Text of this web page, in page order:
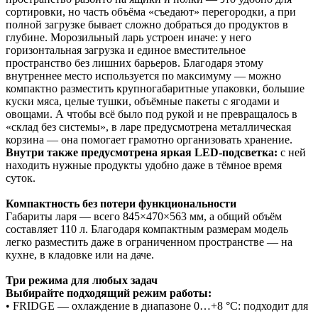
сортировки, но часть объёма «съедают» перегородки, а при
полной загрузке бывает сложно добраться до продуктов в
глубине. Морозильный ларь устроен иначе: у него
горизонтальная загрузка и единое вместительное
пространство без лишних барьеров. Благодаря этому
внутреннее место используется по максимуму — можно
компактно разместить крупногабаритные упаковки, большие
куски мяса, целые тушки, объёмные пакеты с ягодами и
овощами. А чтобы всё было под рукой и не превращалось в
«склад без системы», в ларе предусмотрена металлическая
корзина — она помогает грамотно организовать хранение.
Внутри также предусмотрена яркая LED‑подсветка: с ней
находить нужные продукты удобно даже в тёмное время
суток.
Компактность без потери функциональности
Габариты ларя — всего 845×470×563 мм, а общий объём
составляет 110 л. Благодаря компактным размерам модель
легко разместить даже в ограниченном пространстве — на
кухне, в кладовке или на даче.
Три режима для любых задач
Выбирайте подходящий режим работы:
• FRIDGE — охлаждение в диапазоне 0…+8 °С: подходит для